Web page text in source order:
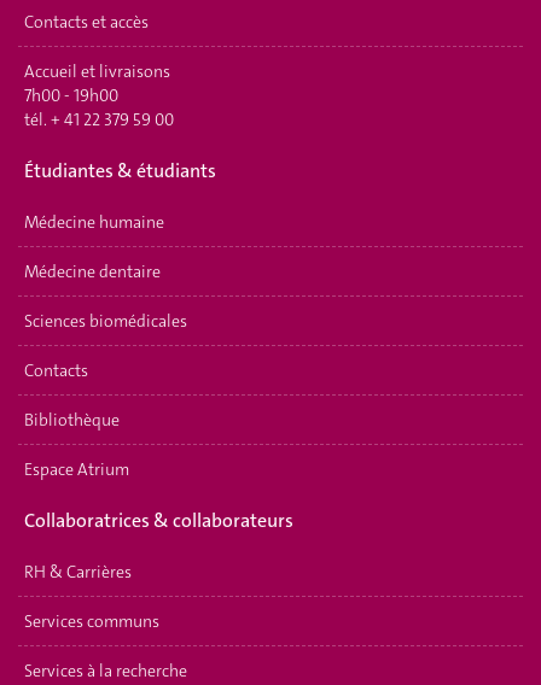
Contacts et accès
Accueil et livraisons
7h00 - 19h00
tél. + 41 22 379 59 00
Étudiantes & étudiants
Médecine humaine
Médecine dentaire
Sciences biomédicales
Contacts
Bibliothèque
Espace Atrium
Collaboratrices & collaborateurs
RH & Carrières
Services communs
Services à la recherche